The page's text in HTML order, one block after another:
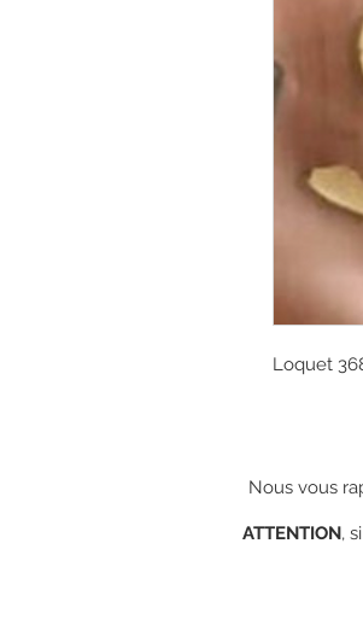
Loquet
Nous vous
ATTENTION,